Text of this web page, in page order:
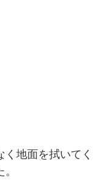
地面を拭いてく